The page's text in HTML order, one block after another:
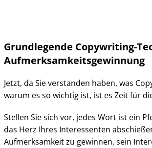
Grundlegende Copywriting-
Aufmerksamkeitsgewinnung
Jetzt, da Sie verstanden haben, was
warum es so wichtig ist, ist es Zeit für
Stellen Sie sich vor, jedes Wort ist ein
das Herz Ihres Interessenten
Aufmerksamkeit zu gewinnen, sein